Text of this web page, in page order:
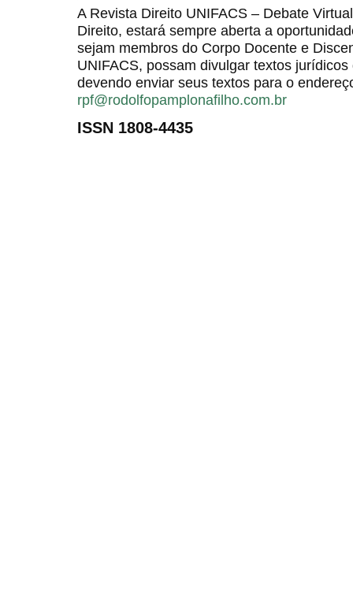
A Revista Direito UNIFACS – Debate
Direito, estará sempre aberta a
sejam membros do Corpo Docente e
UNIFACS, possam divulgar textos
devendo enviar seus textos para o
rpf@rodolfopamplonafilho.com.br
ISSN 1808-4435